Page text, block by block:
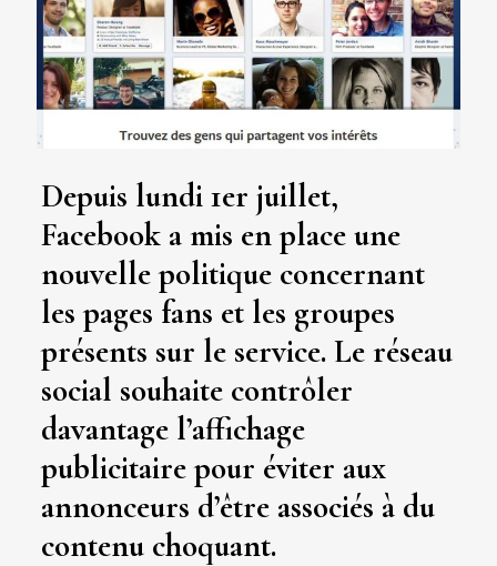
Depuis lundi 1er juillet,
Facebook a mis en place une
nouvelle politique concernant
les pages fans et les groupes
présents sur le service. Le réseau
social souhaite contrôler
davantage l’affichage
publicitaire pour éviter aux
annonceurs d’être associés à du
contenu choquant.